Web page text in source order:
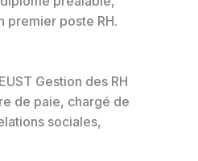
premier poste RH.
Gestion des RH
de paie, chargé de
sociales,